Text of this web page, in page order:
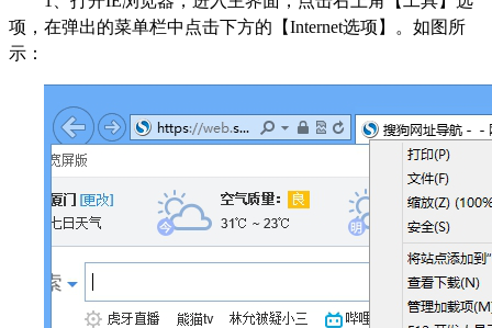
项，在弹出的菜单栏中点击下方的【Internet选项】。如图所
示：